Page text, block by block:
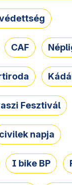
CAF
Fesztivál
civilek napja
I bike BP